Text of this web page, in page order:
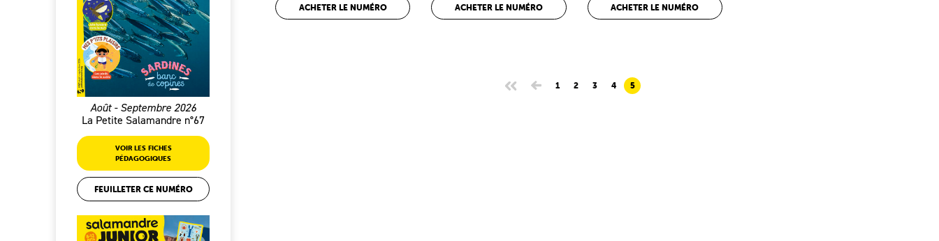
Août - Septembre 2026
La Petite Salamandre n°67
VOIR LES FICHES
PÉDAGOGIQUES
FEUILLETER CE NUMÉRO
ACHETER LE NUMÉRO ACHETER LE NUMÉRO ACHETER LE NUMÉRO
1 2 3 4 5